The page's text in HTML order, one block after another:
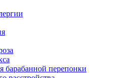
барабанной перепонки